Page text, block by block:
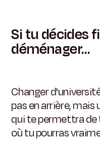
Si tu décides
déménager…
Changer
pas en arrière,
qui te permettra
où tu pourras